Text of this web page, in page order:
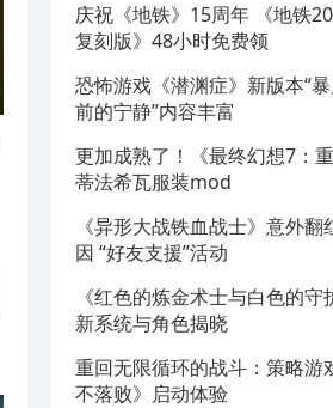
庆祝《地铁》15周年 《地铁
复刻版》48小时免费领
恐怖游戏《潜渊症》新版本“
前的宁静”内容丰富
更加成熟了！《最终幻想7：重
蒂法希瓦服装mod
《异形大战铁血战士》意外翻
因 “好友支援”活动
《红色的炼金术士与白色的守
新系统与角色揭晓
重回无限循环的战斗：策略游
不落败》启动体验